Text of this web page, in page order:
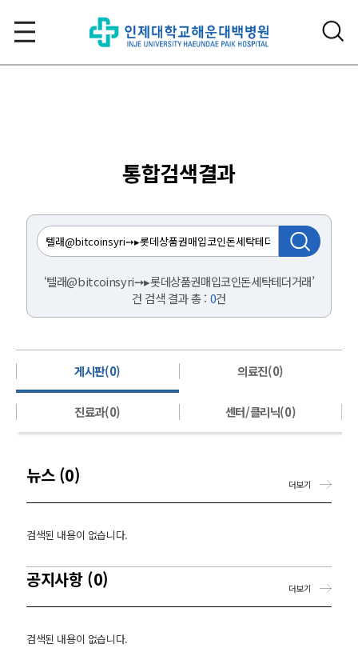
통합검색결과
‘텔래@bitcoinsyri➙▸롯데상품권매입코인돈세탁테더거래’
건 검색 결과 총 : 0건
게시판(0) 의료진(0)
진료과(0) 센터/클리닉(0)
뉴스 (0)
검색된 내용이 없습니다.
더보기
공지사항 (0)
검색된 내용이 없습니다.
더보기